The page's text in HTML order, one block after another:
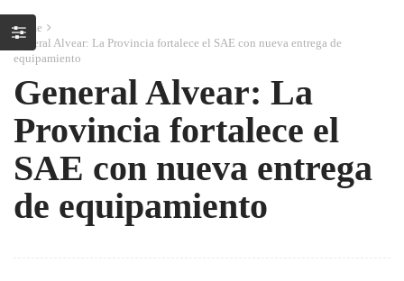
Home
General Alvear: La Provincia fortalece el SAE con nueva entrega de
equipamiento
General Alvear: La
Provincia fortalece el
SAE con nueva entrega
de equipamiento